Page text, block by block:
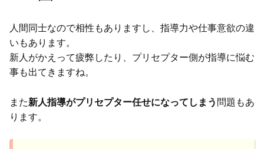
人間同士なので相性もありますし、指導力や仕事意欲の違
いもあります。
新人がかえって疲弊したり、プリセプター側が指導に悩む
事も出てきますね。
また新人指導がプリセプター任せになってしまう 問題もあ
ります。